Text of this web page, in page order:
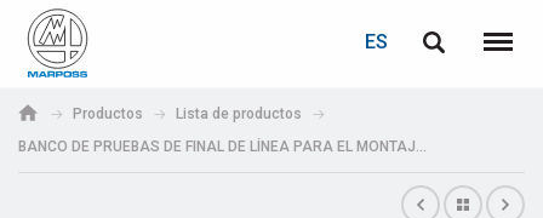
S.p.A.
ES
Menú
Productos
Lista de productos
BANCO DE PRUEBAS DE FINAL DE LÍNEA PARA EL MONTAJE DE PILA DE CELDAS DE COMBUSTIBLE DE ÓXIDO SÓLIDO
Deutsch
Italiano
ACCEDER
Correo electrónico